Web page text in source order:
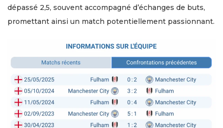
dépassé 2,5, souvent accompagné d’échanges de buts,
promettant ainsi un match potentiellement passionnant.